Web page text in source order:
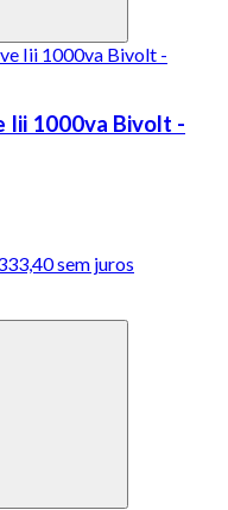
Iii 1000va Bivolt -
sem juros